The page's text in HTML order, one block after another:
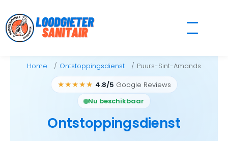
to
content
Home Ontstoppingsdienst Puurs-Sint-Amands
★★★★★ 4.8/5 Google Reviews
Nu beschikbaar
Ontstoppingsdienst